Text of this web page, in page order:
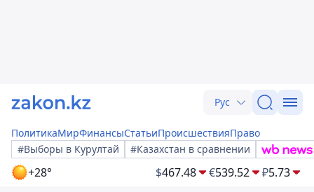
Рус
ПолитикаМирФинансыСтатьиПроисшествияПраво
#Выборы в Курултай
#Казахстан в сравнении
+28° $467.48 €539.52 ₽5.73